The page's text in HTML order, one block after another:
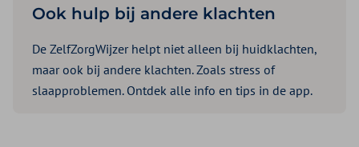
Ook hulp bij andere klachten
De ZelfZorgWijzer helpt niet alleen bij huidklachten,
maar ook bij andere klachten. Zoals stress of
slaapproblemen. Ontdek alle info en tips in de app.